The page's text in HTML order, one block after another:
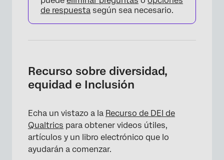
de respuesta según sea necesario.
Recurso sobre diversidad,
equidad e Inclusión
Echa un vistazo a la Recurso de DEI de
Qualtrics para obtener videos útiles,
artículos y un libro electrónico que lo
ayudarán a comenzar.